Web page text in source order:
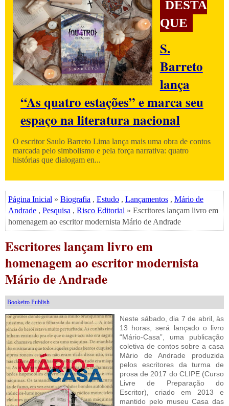
DESTA
QUE
S.
Barreto
lança
“As quatro estações” e marca seu
espaço na literatura nacional
O escritor Saulo Barreto Lima lança mais uma obra de contos
marcada pelo simbolismo e pela força narrativa: quatro
histórias que dialogam en...
Página Inicial » Biografia , Estudo , Lançamentos , Mário de
Andrade , Pesquisa , Risco Editorial » Escritores lançam livro em
homenagem ao escritor modernista Mário de Andrade
Escritores lançam livro em
homenagem ao escritor modernista
Mário de Andrade
Bookeiro Publish
Neste sábado, dia 7 de abril, às
13 horas, será lançado o livro
“Mário-Casa”, uma publicação
coletiva de contos sobre a casa
Mário de Andrade produzida
pelos escritores da turma de
prosa de 2017 do CLIPE (Curso
Livre de Preparação do
Escritor), criado em 2013 e
mantido pelo museu Casa das